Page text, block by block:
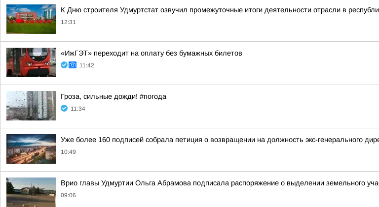
К Дню строителя Удмуртстат озвучил промежуточные итоги деятельности отрасли в
12:31
«ИжГЭТ» переходит на оплату без бумажных билетов
11:42
Гроза, сильные дожди! #погода
11:34
Уже более 160 подписей собрала петиция о возвращении на должность экс-генерального
10:49
Врио главы Удмуртии Ольга Абрамова подписала распоряжение о выделении земельного
09:06